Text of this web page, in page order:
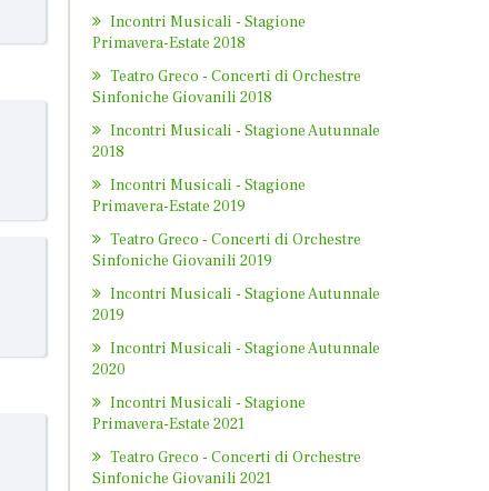
Incontri Musicali - Stagione
Primavera-Estate 2018
Teatro Greco - Concerti di Orchestre
Sinfoniche Giovanili 2018
Incontri Musicali - Stagione Autunnale
2018
Incontri Musicali - Stagione
Primavera-Estate 2019
Teatro Greco - Concerti di Orchestre
Sinfoniche Giovanili 2019
Incontri Musicali - Stagione Autunnale
2019
Incontri Musicali - Stagione Autunnale
2020
Incontri Musicali - Stagione
Primavera-Estate 2021
Teatro Greco - Concerti di Orchestre
Sinfoniche Giovanili 2021